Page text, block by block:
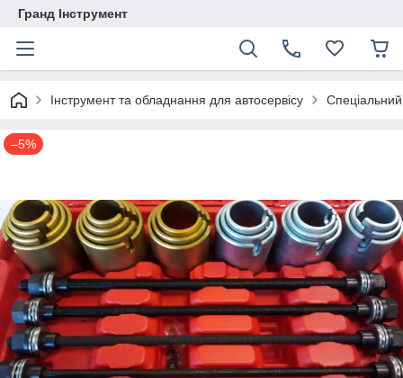
Гранд Інструмент
Інструмент та обладнання для автосервісу
–5%